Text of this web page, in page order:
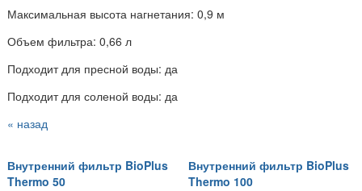
Максимальная высота нагнетания: 0,9 м
Объем фильтра: 0,66 л
Подходит для пресной воды: да
Подходит для соленой воды: да
« назад
Внутренний фильтр BioPlus
Thermo 50
Внутренний фильтр BioPlus
Thermo 100